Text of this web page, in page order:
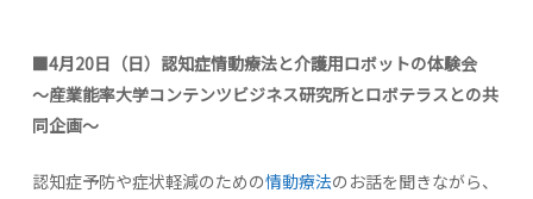
■4月20日（日）認知症情動療法と介護用ロボットの体験会
～産業能率大学コンテンツビジネス研究所とロボテラスとの共
同企画～
認知症予防や症状軽減のための情動療法のお話を聞きながら、